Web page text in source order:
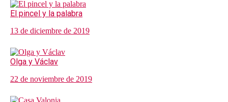
El pincel y la palabra
13 de diciembre de 2019
Olga y Václav
22 de noviembre de 2019